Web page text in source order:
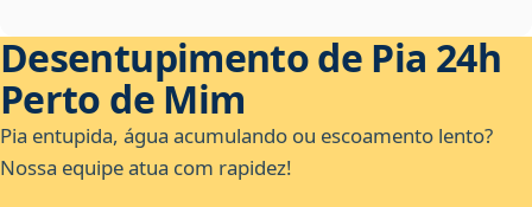
Desentupimento de Pia 24h
Perto de Mim
Pia entupida, água acumulando ou escoamento lento?
Nossa equipe atua com rapidez!